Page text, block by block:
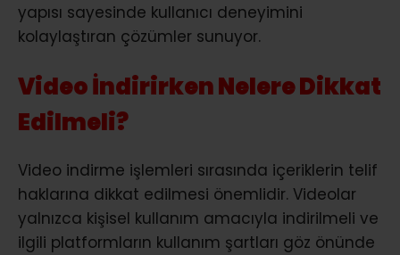
yapısı sayesinde kullanıcı deneyimini
kolaylaştıran çözümler sunuyor.
Video İndirirken Nelere Dikkat
Edilmeli?
Video indirme işlemleri sırasında içeriklerin telif
haklarına dikkat edilmesi önemlidir. Videolar
yalnızca kişisel kullanım amacıyla indirilmeli ve
ilgili platformların kullanım şartları göz önünde